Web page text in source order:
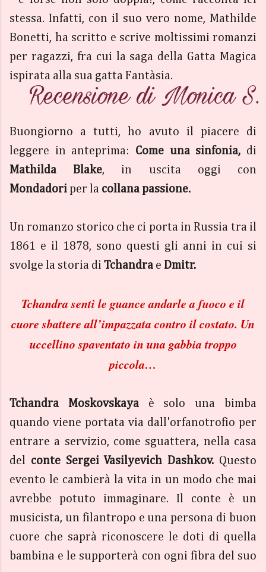
stessa. Infatti, con il suo vero nome, Mathilde
Bonetti, ha scritto e scrive moltissimi romanzi
per ragazzi, fra cui la saga della Gatta Magica
ispirata alla sua gatta Fantàsia.
Buongiorno a tutti, ho avuto il piacere di
leggere in anteprima: Come una sinfonia, di
Mathilda Blake, in uscita oggi con
Mondadori per la collana passione.
Un romanzo storico che ci porta in Russia tra il
1861 e il 1878, sono questi gli anni in cui si
svolge la storia di Tchandra e Dmitr.
Tchandra sentì le guance andarle a fuoco e il
cuore sbattere all’impazzata contro il costato. Un
uccellino spaventato in una gabbia troppo
piccola…
Tchandra Moskovskaya è solo una bimba
quando viene portata via dall'orfanotrofio per
entrare a servizio, come sguattera, nella casa
del conte Sergei Vasilyevich Dashkov. Questo
evento le cambierà la vita in un modo che mai
avrebbe potuto immaginare. Il conte è un
musicista, un filantropo e una persona di buon
cuore che saprà riconoscere le doti di quella
bambina e le supporterà con ogni fibra del suo